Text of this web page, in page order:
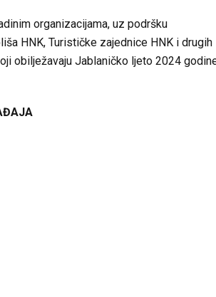
organizacijama, uz podršku
HNK, Turističke zajednice HNK i drugih
obilježavaju Jablaničko ljeto 2024